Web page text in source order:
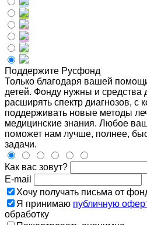
Поддержите Русфонд
Только благодаря вашей
детей. Фонду нужны и средства
расширять спектр диагнозов, с
поддерживать новые методы
медицинские знания. Любое
поможет нам лучше, полнее,
задачи.
Как вас зовут?
E-mail
Хочу получать письма от
Я принимаю публичную
обработку